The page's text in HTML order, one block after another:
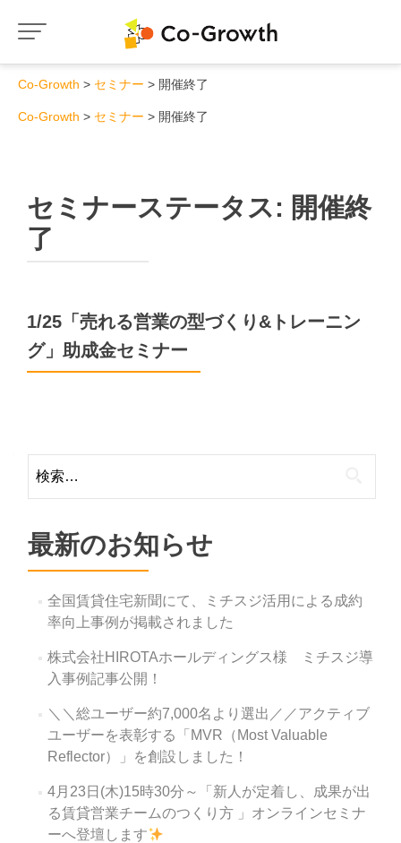
Co-Growth セミナー 開催終了
Co-Growth セミナー 開催終了
セミナーステータス: 開催終
了
1/25「売れる営業の型づくり&トレーニン
グ」助成金セミナー
索:
最新のお知らせ
全国賃貸住宅新聞にて、ミチスジ活用による成約
率向上事例が掲載されました
株式会社HIROTAホールディングス様 ミチスジ導
入事例記事公開！
＼＼総ユーザー約7,000名より選出／／アクティブ
ユーザーを表彰する「MVR（Most Valuable
Reflector）」を創設しました！
4月23日(木)15時30分～「新人が定着し、成果が出
る賃貸営業チームのつくり方 」オンラインセミナ
ーへ登壇します